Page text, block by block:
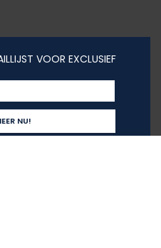
VOOR EXCLUSIEF